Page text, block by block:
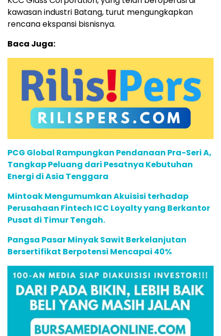
kawasan industri Batang, turut mengungkapkan
rencana ekspansi bisnisnya.
Baca Juga:
PCG Global Rampungkan Pendanaan Pra-Seri A,
Tangkap Peluang dari Pesatnya Kebutuhan
Energi di Asia Tenggara
Mintoak Mengumumkan Akuisisi terhadap
Perusahaan Fintech ICC Loyalty yang Berkantor
Pusat di Timur Tengah.
Pangsa Pasar Minyak Sawit Berkelanjutan
Bersertifikat Berpotensi Mencapai 40%